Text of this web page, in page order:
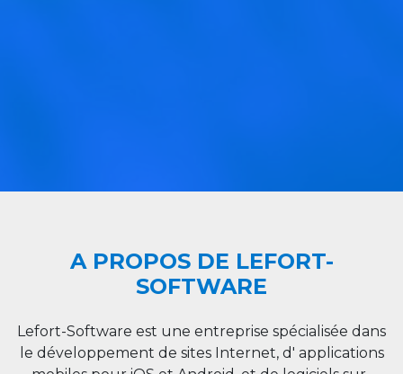
A PROPOS DE LEFORT-
SOFTWARE
Lefort-Software est une entreprise spécialisée dans
le développement de sites Internet, d' applications